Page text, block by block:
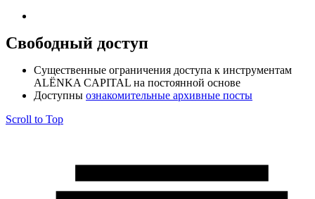
Свободный доступ
Cущественные ограничения доступа к инструментам
ALЁNKA CAPITAL на постоянной основе
Доступны ознакомительные архивные посты
Scroll to Top